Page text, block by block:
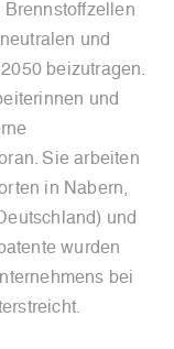
und
beizutragen.
und
Sie arbeiten
in Nabern,
und
wurden
bei